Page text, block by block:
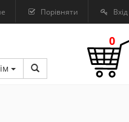
Порівняти Вхід
0